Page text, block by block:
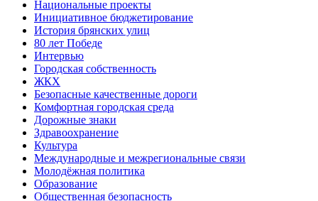
Национальные проекты
Инициативное бюджетирование
История брянских улиц
80 лет Победе
Интервью
Городская собственность
ЖКХ
Безопасные качественные дороги
Комфортная городская среда
Дорожные знаки
Здравоохранение
Культура
Международные и межрегиональные связи
Молодёжная политика
Образование
Общественная безопасность